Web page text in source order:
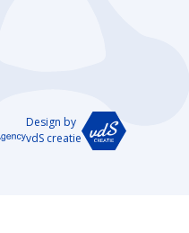
Design by
vdS creatie